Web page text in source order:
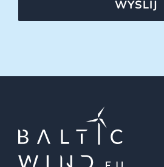
WYŚLIJ